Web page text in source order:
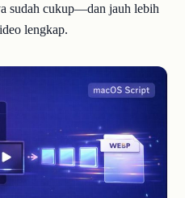
sudah cukup—dan jauh lebih
lengkap.